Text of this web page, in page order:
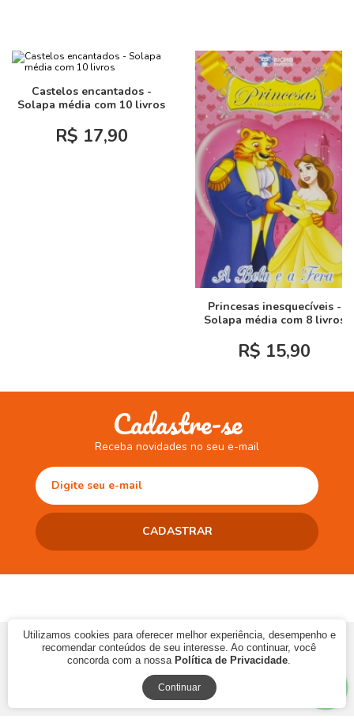
Castelos encantados -
Solapa média com 10 livros
R$ 17,90
Princesas inesquecíveis -
Solapa média com 8 livros
R$ 15,90
Cadastre-se
Receba novidades no seu e-mail
© 2017 CAMINHO DA LEITURA LTDA | CNPJ: 10.868.273/0001-06 | Ins.
Estadual: 90483286-33
Utilizamos cookies para oferecer melhor experiência, desempenho e
recomendar conteúdos de seu interesse. Ao continuar, você
concorda com a nossa Política de Privacidade.
Continuar